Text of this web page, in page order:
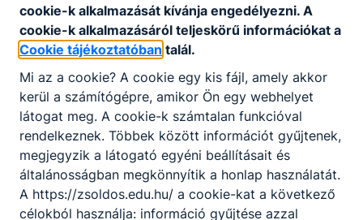
2024. augusztus 9.
Munkaviszony jellege
teljes munkaidő, munkaviszony
Munkavégzés helye
6600 Szentes, Szent Imre herceg utca 1.
cookie-k alkalmazását kívánja engedélyezni. A
cookie-k alkalmazásáról teljeskörű információkat a
Cookie tájékoztatóban talál.
Mi az a cookie? A cookie egy kis fájl, amely akkor
kerül a számítógépre, amikor Ön egy webhelyet
látogat meg. A cookie-k számtalan funkcióval
rendelkeznek. Többek között információt gyűjtenek,
megjegyzik a látogató egyéni beállításait és
általánosságban megkönnyítik a honlap használatát.
A https://zsoldos.edu.hu/ a cookie-kat a következő
célokból használja: információ gyűjtése azzal